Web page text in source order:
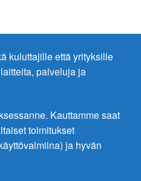
kuluttajille että yrityksille
palveluja ja
Kauttamme saat
toimitukset
ja hyvän